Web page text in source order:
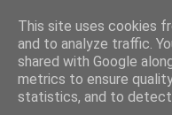
La libreria
Blog personale dedicato al
This site uses cookies
and to analyze traffic.
shared with Google
metrics to ensure
statistics, and to detect